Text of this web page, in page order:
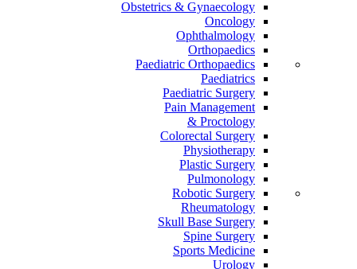
Obstetrics & Gynaecology
Oncology
Ophthalmology
Orthopaedics
Paediatric Orthopaedics
Paediatrics
Paediatric Surgery
Pain Management
Proctology &
Colorectal Surgery
Physiotherapy
Plastic Surgery
Pulmonology
Robotic Surgery
Rheumatology
Skull Base Surgery
Spine Surgery
Sports Medicine
Urology